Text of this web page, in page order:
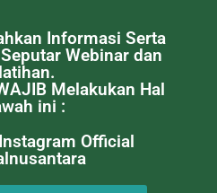
Informasi Serta
Webinar dan
Melakukan Hal
ini :
Official